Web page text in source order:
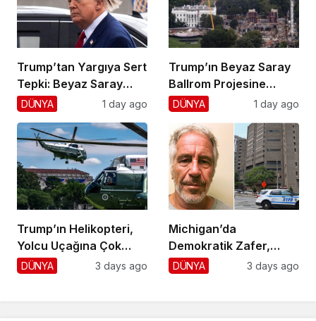
Trump’tan Yargıya Sert
Tepki: Beyaz Saray
Krizi!
DÜNYA 1 day ago
Trump’ın Beyaz Saray
Ballrom Projesine
Durdurma
DÜNYA 1 day ago
Trump’ın Helikopteri,
Yolcu Uçağına Çok
Yaklaştı!
DÜNYA 3 days ago
Michigan’da
Demokratik Zafer,
Cumhuriyetçilere
DÜNYA 3 days ago